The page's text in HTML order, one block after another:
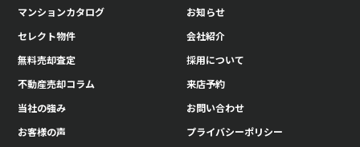
7. お問い合わせ先
CENTURY21アーバン21
〒105-0012 東京都港区芝大門2-4-8
受付時間：10:00-19:00
（火曜日・水曜日・GW・夏季休暇・年末年始、当社の休業日
を除く）
マンションカタログ
セレクト物件
無料売却査定
不動産売却コラム
当社の強み
お客様の声
お知らせ
会社紹介
採用について
来店予約
お問い合わせ
プライバシーポリシー